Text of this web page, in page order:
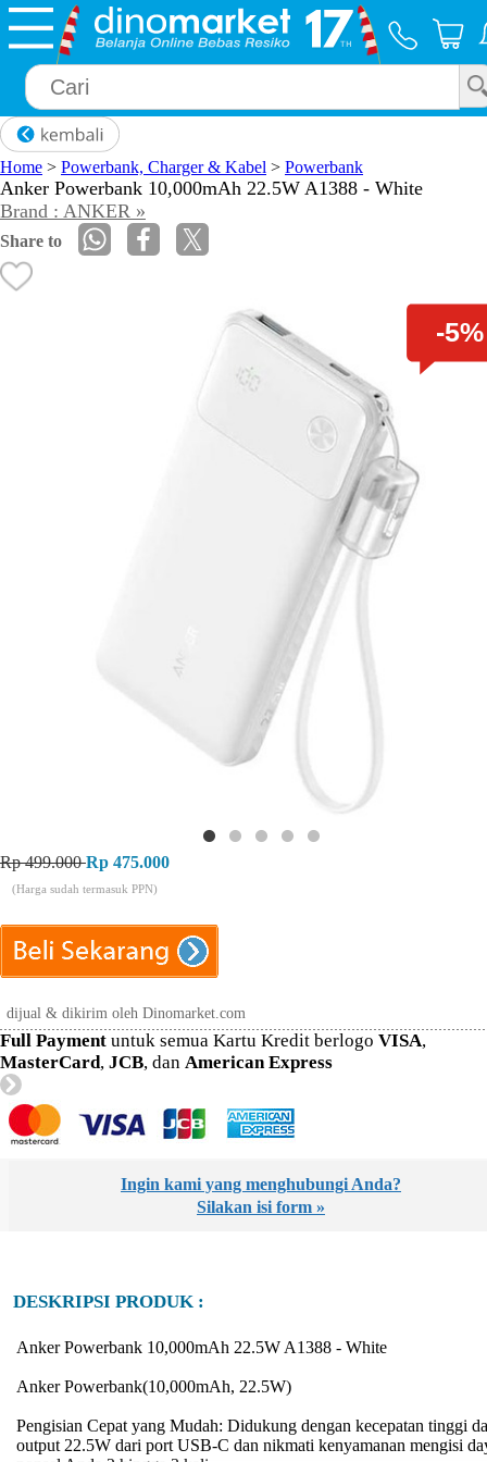
Home > Powerbank, Charger & Kabel > Powerbank
Anker Powerbank 10,000mAh 22.5W A1388 - White
Brand : ANKER »
Share to
-5%
Rp 499.000Rp 475.000
(Harga sudah termasuk PPN)
dijual & dikirim oleh Dinomarket.com
Full Payment untuk semua Kartu Kredit berlogo VISA,
MasterCard, JCB, dan American Express
Ingin kami yang menghubungi Anda?
Silakan isi form »
DESKRIPSI PRODUK :
Anker Powerbank 10,000mAh 22.5W A1388 - White
Anker Powerbank(10,000mAh, 22.5W)
Pengisian Cepat yang Mudah: Didukung dengan kecepatan tinggi
output 22.5W dari port USB-C dan nikmati kenyamanan mengisi